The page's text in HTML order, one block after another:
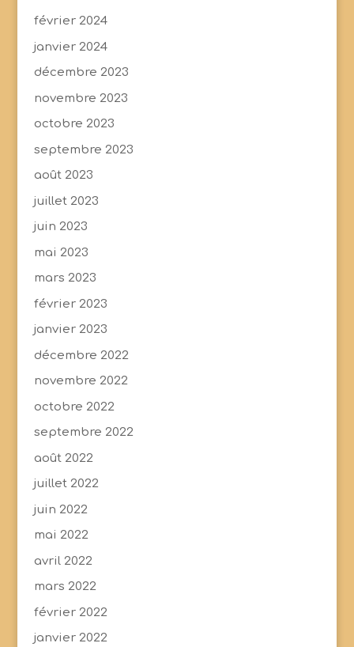
février 2024
janvier 2024
décembre 2023
novembre 2023
octobre 2023
septembre 2023
août 2023
juillet 2023
juin 2023
mai 2023
mars 2023
février 2023
janvier 2023
décembre 2022
novembre 2022
octobre 2022
septembre 2022
août 2022
juillet 2022
juin 2022
mai 2022
avril 2022
mars 2022
février 2022
janvier 2022